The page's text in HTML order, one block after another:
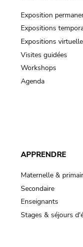
Exposition
Expositions
Expositions
Visites guidées
Workshops
Agenda
APPRENDRE
Maternelle &
Secondaire
Enseignants
Stages & séjours